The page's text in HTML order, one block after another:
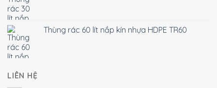
Thùng rác 60 lít nắp kín nhựa HDPE TR60
LIÊN HỆ